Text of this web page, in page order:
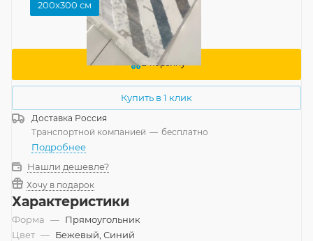
200x300 см
В корзину
Купить в 1 клик
Доставка Россия
Транспортной компанией — бесплатно
Подробнее
Нашли дешевле?
Хочу в подарок
Характеристики
Форма — Прямоугольник
Цвет — Бежевый, Синий